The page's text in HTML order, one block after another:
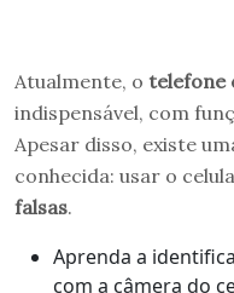
Atualmente, o telefone
indispensável, com
Apesar disso, existe
conhecida: usar o
falsas.
Aprenda a
com a câmera do